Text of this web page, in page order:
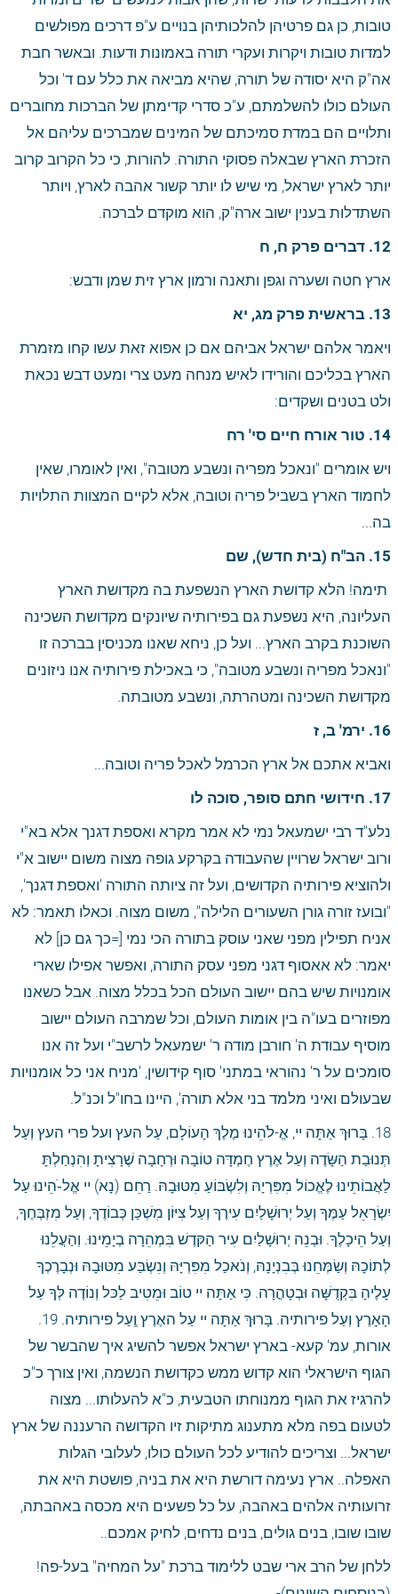
השתדלות בענין ישוב ארה"ק, הוא מוקדם לברכה.
12. דברים פרק ח, ח
ארץ חטה ושערה וגפן ותאנה ורמון ארץ זית שמן ודבש:
13. בראשית פרק מג, יא
ולט בטנים ושקדים:
14. טור אורח חיים סי' רח
בה...
15. הב"ח (בית חדש), שם
מקדושת השכינה ומטהרתה, ונשבע מטובתה.
16. ירמ' ב, ז
ואביא אתכם אל ארץ הכרמל לאכל פריה וטובה...
17. חידושי חתם סופר, סוכה לו
שבעולם ואיני מלמד בני אלא תורה', היינו בחו"ל וכנ"ל.
וְעַל הֵיכָלֶךָ. וּבְנֵה יְרוּשָׁלַיִם עִיר הַקּדֶשׁ בִּמְהֵרָה בְיָמֵינוּ. וְהַעֲלֵנוּ
שובו שובו, בנים גולים, בנים נדחים, לחיק אמכם..